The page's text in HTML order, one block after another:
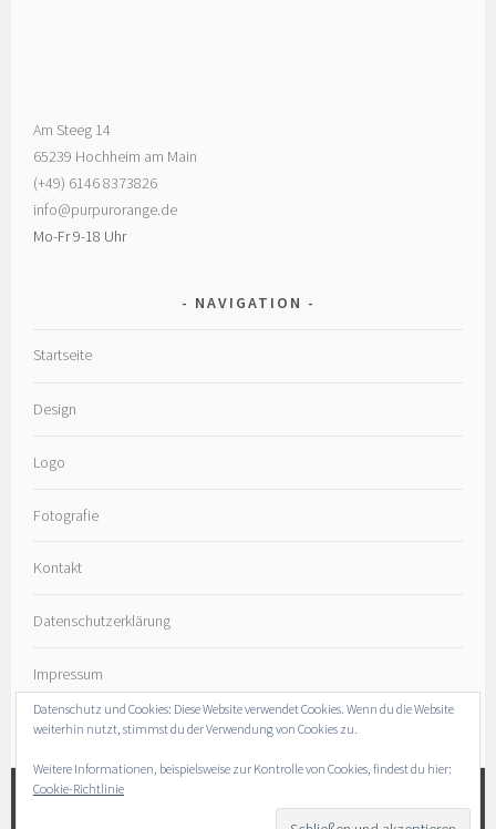
Am Steeg 14
65239 Hochheim am Main
(+49) 6146 8373826
info@purpurorange.de
Mo-Fr 9-18 Uhr
NAVIGATION
Startseite
Design
Logo
Fotografie
Kontakt
Datenschutzerklärung
Impressum
Datenschutz und Cookies: Diese Website verwendet Cookies. Wenn du die Website
weiterhin nutzt, stimmst du der Verwendung von Cookies zu.
Weitere Informationen, beispielsweise zur Kontrolle von Cookies, findest du hier:
Cookie-Richtlinie